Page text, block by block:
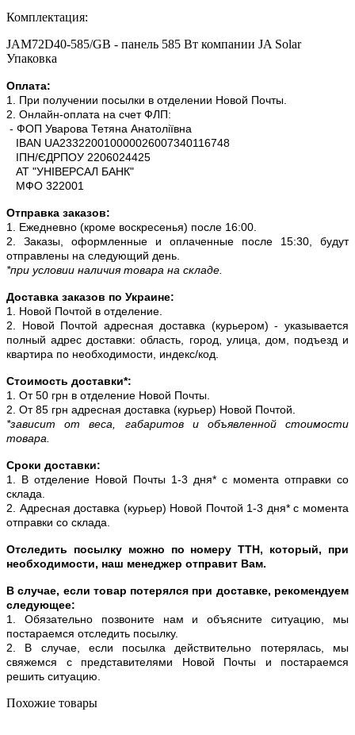
Комплектация:
JAM72D40-585/GB - панель 585 Вт компании JA Solar
Упаковка
Оплата:
1. При получении посылки в отделении Новой Почты.
2. Онлайн-оплата на счет ФЛП:
- ФОП Уварова Тетяна Анатоліївна
IBAN UA233220010000026007340116748
ІПН/ЄДРПОУ 2206024425
АТ "УНІВЕРСАЛ БАНК"
МФО 322001
Отправка заказов:
1. Ежедневно (кроме воскресенья) после 16:00.
2. Заказы, оформленные и оплаченные после 15:30, будут
отправлены на следующий день.
*при условии наличия товара на складе.
Доставка заказов по Украине:
1. Новой Почтой в отделение.
2. Новой Почтой адресная доставка (курьером) - указывается
полный адрес доставки: область, город, улица, дом, подъезд и
квартира по необходимости, индекс/код.
Стоимость доставки*:
1. От 50 грн в отделение Новой Почты.
2. От 85 грн адресная доставка (курьер) Новой Почтой.
*зависит от веса, габаритов и объявленной стоимости
товара.
Сроки доставки:
1. В отделение Новой Почты 1-3 дня* с момента отправки со
склада.
2. Адресная доставка (курьер) Новой Почтой 1-3 дня* с момента
отправки со склада.
Отследить посылку можно по номеру ТТН, который, при
необходимости, наш менеджер отправит Вам.
В случае, если товар потерялся при доставке, рекомендуем
следующее:
1. Обязательно позвоните нам и объясните ситуацию, мы
постараемся отследить посылку.
2. В случае, если посылка действительно потерялась, мы
свяжемся с представителями Новой Почты и постараемся
решить ситуацию.
Похожие товары